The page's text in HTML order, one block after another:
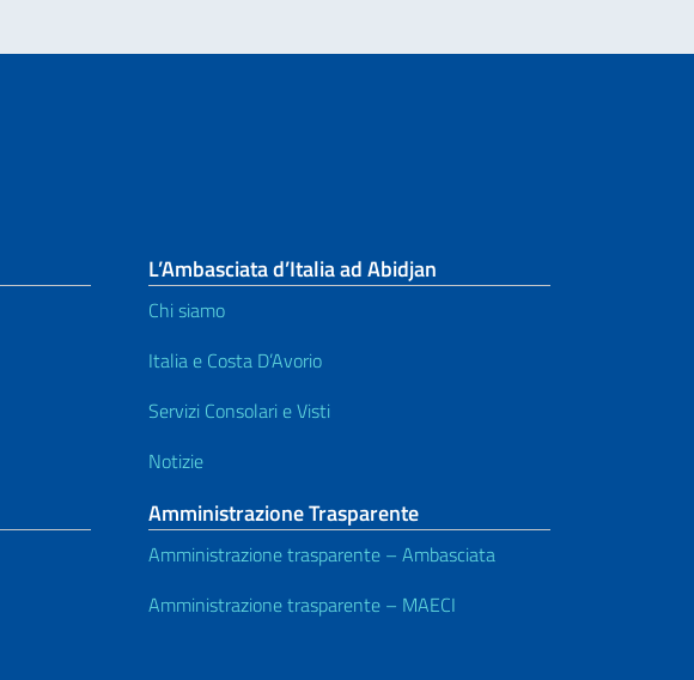
L’Ambasciata d’Italia ad Abidjan
Chi siamo
Italia e Costa D’Avorio
Servizi Consolari e Visti
Notizie
Amministrazione Trasparente
Amministrazione trasparente – Ambasciata
Amministrazione trasparente – MAECI